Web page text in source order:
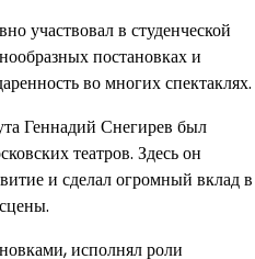
участвовал в студенческой
постановках и
во многих спектаклях.
Геннадий Снегирев был
театров. Здесь он
и сделал огромный вклад в
исполнял роли